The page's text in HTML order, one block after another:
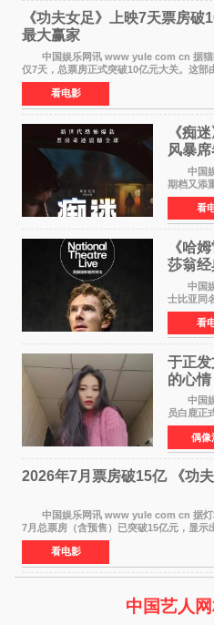
《功夫女足》上映7天票房
最大赢家
中国娱乐网讯 www yule com cn 据猫
仅7天，总票房正式突破10亿元大关。这部
日公映以来便展现出惊人的市场统治力。
看电影
《痴
风暴
中国娱
期档又添
迷》今日
大院线。
影的作品
看
《哈
莎翁
中国娱
士比亚同
在中国内
搬上大银
盛宴。
看
于正
的心
中国娱
员白鹿正
此，欢娱
字里行
每次有演
偶像
2026年7月票房破15亿 《功
中国娱乐网讯 www yule com cn 据灯
7月总票房（含预售）已突破15亿元，显
众多上映影片中，《功夫女足》《小黄人与
看电影
中国艺人